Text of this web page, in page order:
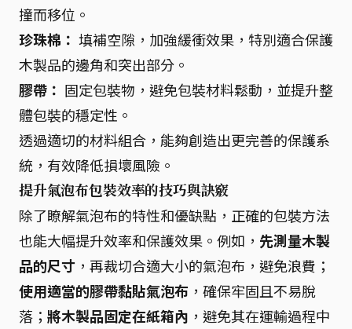
撞而移位。
珍珠棉： 填補空隙，加強緩衝效果，特別適合保護
木製品的邊角和突出部分。
膠帶： 固定包裝物，避免包裝材料鬆動，並提升整
體包裝的穩定性。
透過適切的材料組合，能夠創造出更完善的保護系
統，有效降低損壞風險。
提升氣泡布包裝效率的技巧與訣竅
除了瞭解氣泡布的特性和優缺點，正確的包裝方法
也能大幅提升效率和保護效果。例如， 先測量木製
品的尺寸 ，再裁切合適大小的氣泡布，避免浪費；
使用適當的膠帶黏貼氣泡布 ，確保牢固且不易脫
落； 將木製品固定在紙箱內 ，避免其在運輸過程中